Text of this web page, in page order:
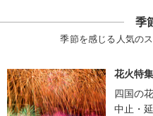
季
季節を感じる人気の
花火特
四国の
中止・